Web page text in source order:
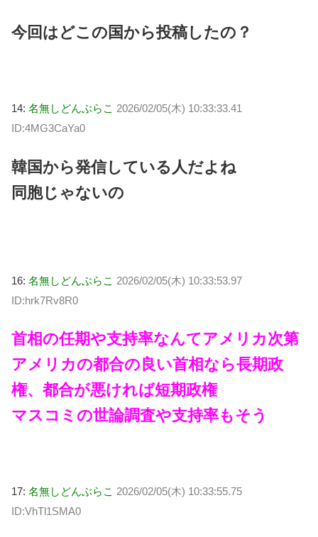
今回はどこの国から投稿したの？
14: 名無しどんぶらこ 2026/02/05(木) 10:33:33.41
ID:4MG3CaYa0
韓国から発信している人だよね
同胞じゃないの
16: 名無しどんぶらこ 2026/02/05(木) 10:33:53.97
ID:hrk7Rv8R0
首相の任期や支持率なんてアメリカ次第
アメリカの都合の良い首相なら長期政
権、都合が悪ければ短期政権
マスコミの世論調査や支持率もそう
17: 名無しどんぶらこ 2026/02/05(木) 10:33:55.75
ID:VhTl1SMA0